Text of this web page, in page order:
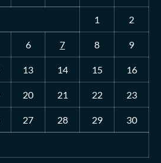
1 2
6 7 8 9
13 14 15 16
20 21 22 23
27 28 29 30